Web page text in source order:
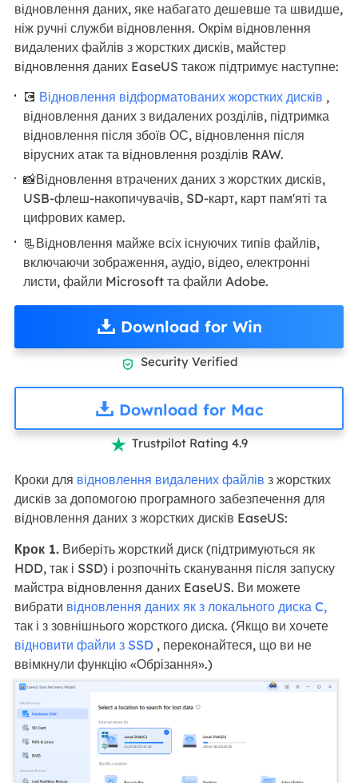
відновлення даних, яке набагато дешевше та швидше,
ніж ручні служби відновлення. Окрім відновлення
видалених файлів з жорстких дисків, майстер
відновлення даних EaseUS також підтримує наступне:
💽 Відновлення відформатованих жорстких дисків ,
відновлення даних з видалених розділів, підтримка
відновлення після збоїв ОС, відновлення після
вірусних атак та відновлення розділів RAW.
📸Відновлення втрачених даних з жорстких дисків,
USB-флеш-накопичувачів, SD-карт, карт пам'яті та
цифрових камер.
📃Відновлення майже всіх існуючих типів файлів,
включаючи зображення, аудіо, відео, електронні
листи, файли Microsoft та файли Adobe.
Download for Win
 Security Verified
Download for Mac
 Trustpilot Rating 4.9
Кроки для відновлення видалених файлів з жорстких
дисків за допомогою програмного забезпечення для
відновлення даних з жорстких дисків EaseUS:
Крок 1.Виберіть жорсткий диск (підтримуються як
HDD, так і SSD) і розпочніть сканування після запуску
майстра відновлення даних EaseUS. Ви можете
вибрати відновлення даних як з локального диска C,
так і з зовнішнього жорсткого диска. (Якщо ви хочете
відновити файли з SSD, переконайтеся, що ви не
ввімкнули функцію «Обрізання».)